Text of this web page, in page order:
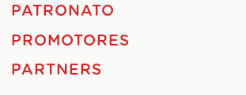
PATRONATO
PROMOTORES
PARTNERS